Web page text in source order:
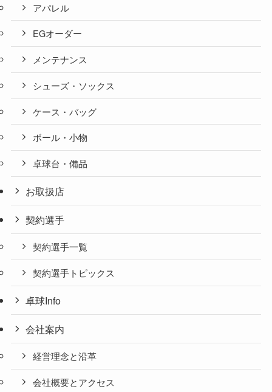
アパレル
EGオーダー
メンテナンス
シューズ・ソックス
ケース・バッグ
ボール・小物
卓球台・備品
お取扱店
契約選手
契約選手一覧
契約選手トピックス
卓球Info
会社案内
経営理念と沿革
会社概要とアクセス